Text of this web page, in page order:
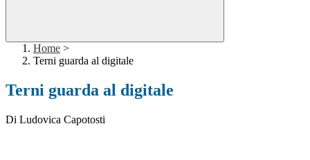
Home >
Terni guarda al digitale
Terni guarda al digitale
Di Ludovica Capotosti